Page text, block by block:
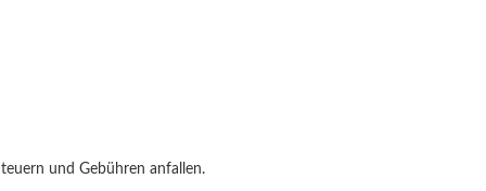
und Gebühren anfallen.